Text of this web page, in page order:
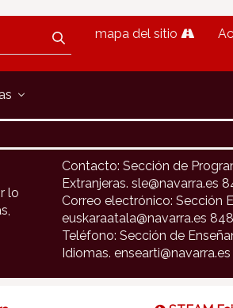
mapa del sitio
lo
Contacto: Sección de
Extranjeras. sle@navarra.es
Correo electrónico: Sección
euskaraatala@navarra.es
Teléfono: Sección de
Idiomas.